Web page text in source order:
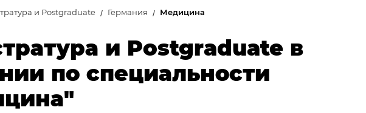
и Postgraduate Германия Медицина
и Postgraduate в
по специальности